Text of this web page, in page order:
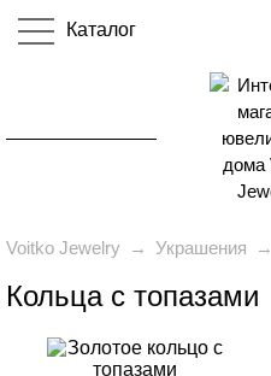
Каталог
Voitko Jewelry → Украшения →
Кольца с топазами